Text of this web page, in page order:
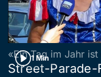
1 Min
«Ein Tag im Jahr
Street-Parade-